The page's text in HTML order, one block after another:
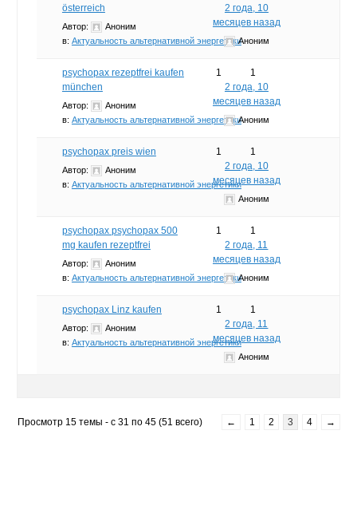
österreich
Автор:
Аноним
в: Актуальность альтернативной энергетики
2 года, 10
месяцев назад
Аноним
psychopax rezeptfrei kaufen
münchen
Автор:
Аноним
в: Актуальность альтернативной энергетики
1
1
2 года, 10
месяцев назад
Аноним
psychopax preis wien
Автор:
Аноним
в: Актуальность альтернативной энергетики
1
1
2 года, 10
месяцев назад
Аноним
psychopax psychopax 500
mg kaufen rezeptfrei
Автор:
Аноним
в: Актуальность альтернативной энергетики
1
1
2 года, 11
месяцев назад
Аноним
psychopax Linz kaufen
Автор:
Аноним
в: Актуальность альтернативной энергетики
1
1
2 года, 11
месяцев назад
Аноним
Просмотр 15 темы - с 31 по 45 (51 всего) ← 1 2 3 4 →